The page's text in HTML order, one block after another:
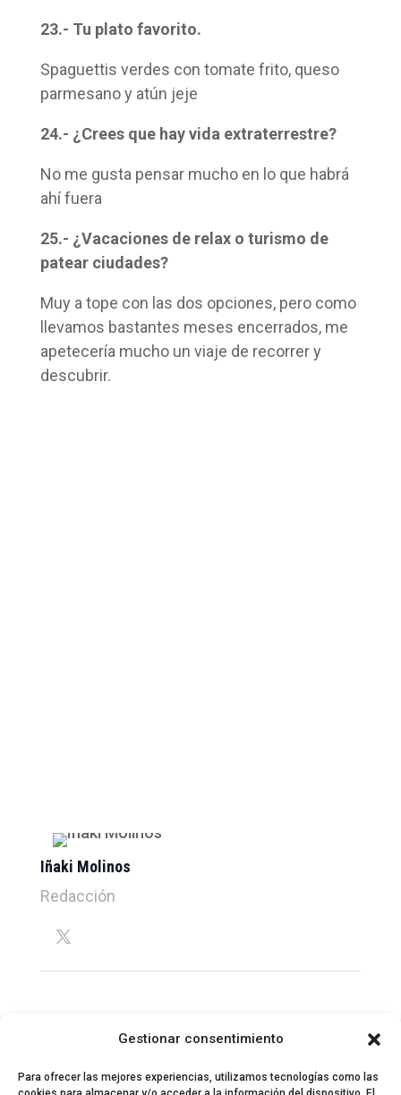
Gestionar consentimiento
Para ofrecer las mejores experiencias, utilizamos tecnologías como las
23.- Tu plato favorito.
Spaguettis verdes con tomate frito, queso
parmesano y atún jeje
24.- ¿Crees que hay vida extraterrestre?
No me gusta pensar mucho en lo que habrá
ahí fuera
25.- ¿Vacaciones de relax o turismo de
patear ciudades?
Muy a tope con las dos opciones, pero como
llevamos bastantes meses encerrados, me
apetecería mucho un viaje de recorrer y
descubrir.
Iñaki Molinos
Redacción